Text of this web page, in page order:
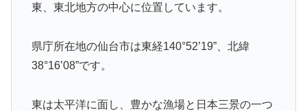
東、東北地方の中心に位置しています。
県庁所在地の仙台市は東経140°52’19”、北緯
38°16’08”です。
東は太平洋に面し、豊かな漁場と日本三景の一つ